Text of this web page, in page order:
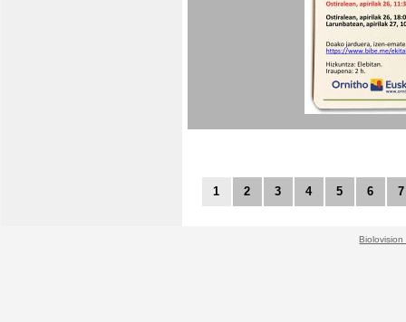
1 2 3 4 5 6 7
Biolovision